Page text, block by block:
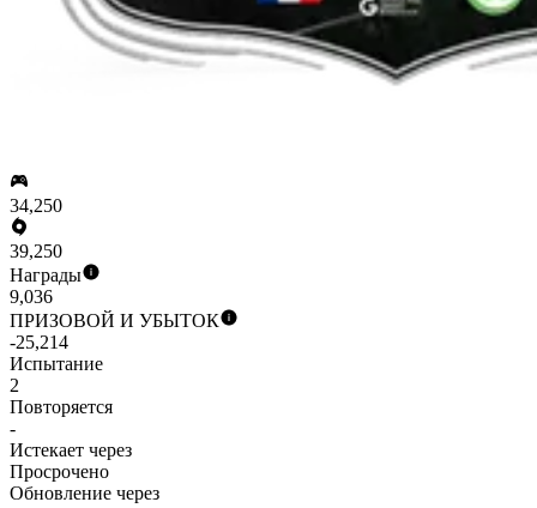
34,250
39,250
Награды
9,036
ПРИЗОВОЙ И УБЫТОК
-25,214
Испытание
2
Повторяется
-
Истекает через
Просрочено
Обновление через